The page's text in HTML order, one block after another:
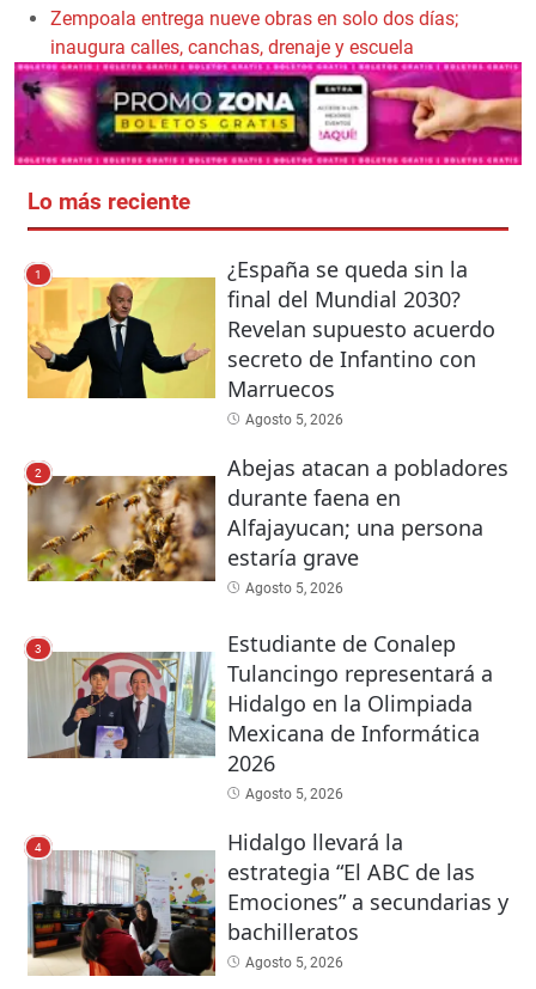
Zempoala entrega nueve obras en solo dos días;
inaugura calles, canchas, drenaje y escuela
Lo más reciente
1
¿España se queda sin la
final del Mundial 2030?
Revelan supuesto acuerdo
secreto de Infantino con
Marruecos
Agosto 5, 2026
2
Abejas atacan a pobladores
durante faena en
Alfajayucan; una persona
estaría grave
Agosto 5, 2026
3
Estudiante de Conalep
Tulancingo representará a
Hidalgo en la Olimpiada
Mexicana de Informática
2026
Agosto 5, 2026
4
Hidalgo llevará la
estrategia “El ABC de las
Emociones” a secundarias y
bachilleratos
Agosto 5, 2026